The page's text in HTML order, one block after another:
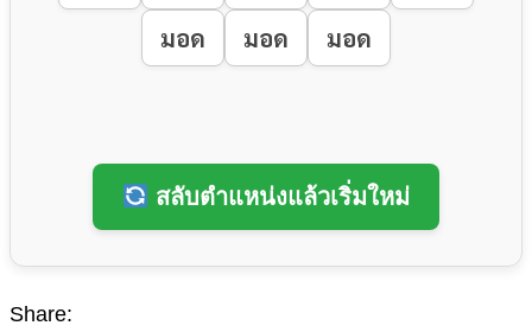
มอด
มอด มอด
สลับตำแหน่งแล้วเริ่มใหม่
Share: